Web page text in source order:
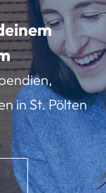
in St. Pölten